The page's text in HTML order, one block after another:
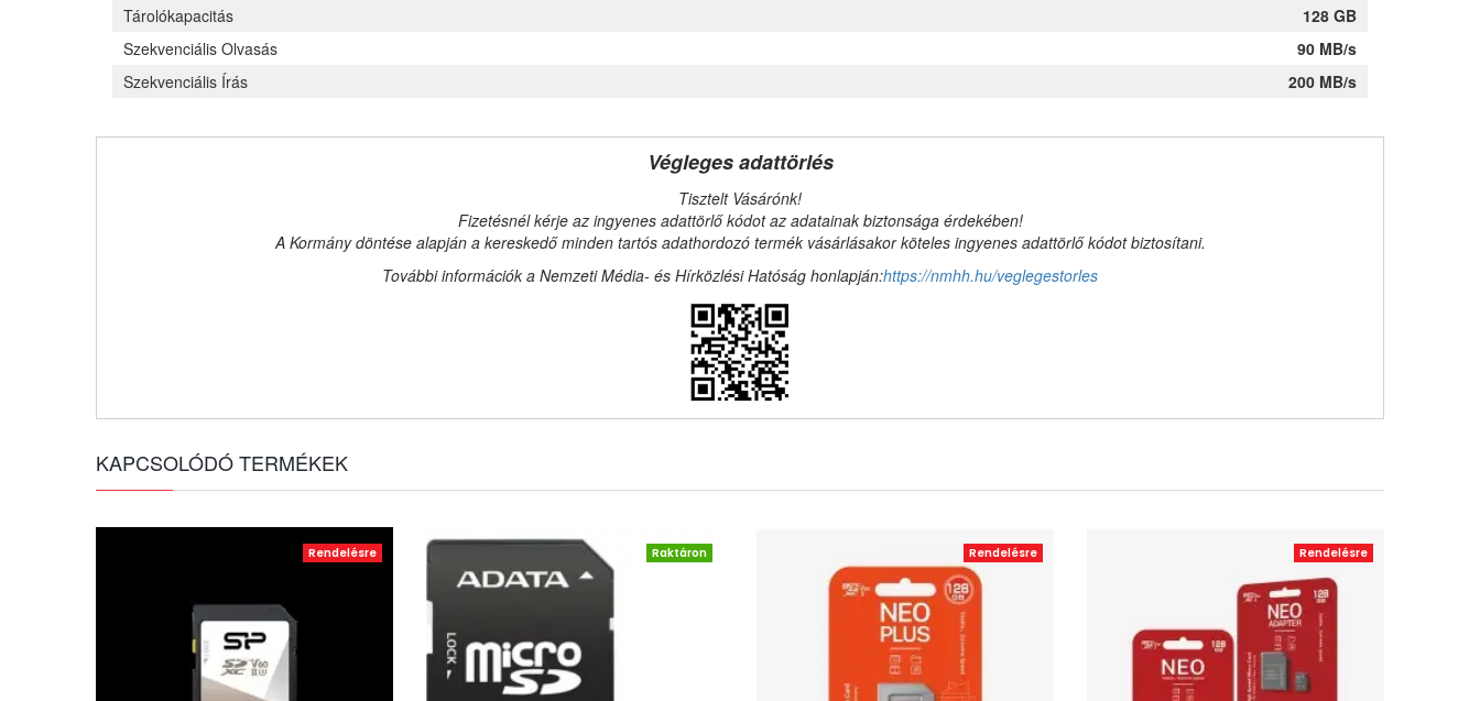
Tárolókapacitás
128 GB
Szekvenciális Olvasás
90 MB/s
Szekvenciális Írás
200 MB/s
Végleges adattörlés
Tisztelt Vásárónk!
Fizetésnél kérje az ingyenes adattörlő kódot az adatainak biztonsága érdekében!
A Kormány döntése alapján a kereskedő minden tartós adathordozó termék vásárlásakor köteles ingyenes adattörlő kódot biztosítani.
További információk a Nemzeti Média- és Hírközlési Hatóság honlapján:https://nmhh.hu/veglegestorles
KAPCSOLÓDÓ TERMÉKEK
Rendelésre Raktáron Rendelésre Rendelésre